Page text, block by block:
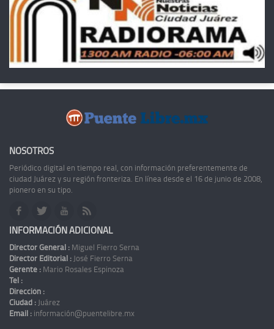
NOSOTROS
Periódico digital en tiempo real, con información preferentemente de
ciudad Juárez y su región fronteriza. En línea desde el 16 de junio de 2008,
pionero en su tipo.
INFORMACIÓN ADICIONAL
Director General : Miguel Fierro Serna
Director Editorial : José Fierro Serna
Gerente : Mario Rosales Espinoza
Tel :
Dirección :
Ciudad : Juárez
Email : información@puentelibre.mx